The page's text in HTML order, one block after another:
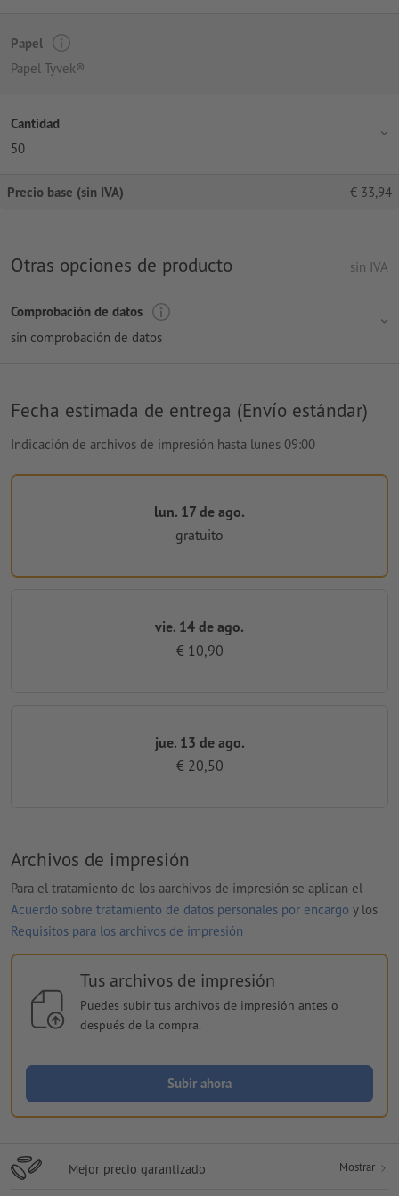
Papel
Papel Tyvek®
Cantidad
50
Precio base (sin IVA) € 33,94
Otras opciones de producto sin IVA
Comprobación de datos
sin comprobación de datos
Fecha estimada de entrega (Envío estándar)
Indicación de archivos de impresión hasta lunes 09:00
lun. 17 de ago.
gratuito
vie. 14 de ago.
€ 10,90
jue. 13 de ago.
€ 20,50
Archivos de impresión
Para el tratamiento de los aarchivos de impresión se aplican el
Acuerdo sobre tratamiento de datos personales por encargo y los
Requisitos para los archivos de impresión
Tus archivos de impresión
Puedes subir tus archivos de impresión antes o
después de la compra.
Subir ahora
Mejor precio garantizado Mostrar